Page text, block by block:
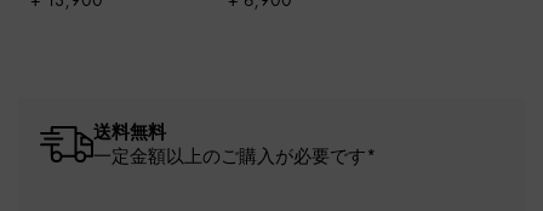
ド
送料無料
一定金額以上のご購入が必要です*